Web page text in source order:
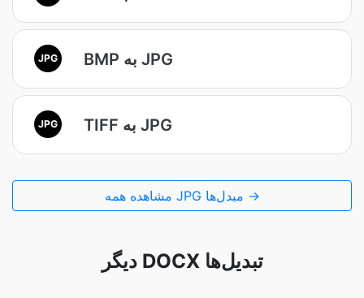
JPG BMP به JPG
JPG TIFF به JPG
مشاهده همه JPG مبدل‌ها →
دیگر DOCX تبدیل‌ها